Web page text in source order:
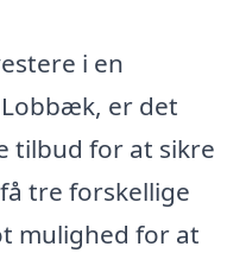
i en
er det
tilbud for at sikre
tre forskellige
mulighed for at